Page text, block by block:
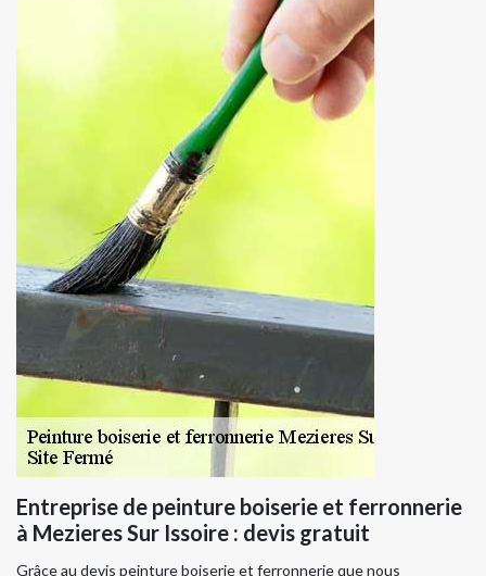
Entreprise de peinture boiserie et ferronnerie
à Mezieres Sur Issoire : devis gratuit
Grâce au devis peinture boiserie et ferronnerie que nous